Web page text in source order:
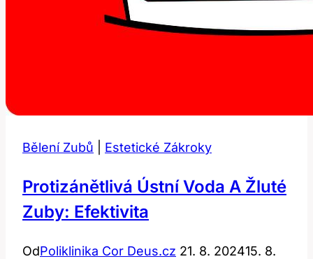
Bělení Zubů Estetické Zákroky
Protizánětlivá Ústní Voda A Žluté
Zuby: Efektivita
OdPoliklinika Cor Deus.cz 21. 8. 202415. 8.